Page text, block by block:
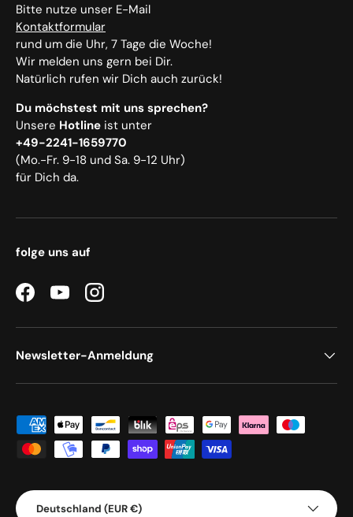
Bitte nutze unser E-Mail
Kontaktformular
rund um die Uhr, 7 Tage die Woche!
Wir melden uns gern bei Dir.
Natürlich rufen wir Dich auch zurück!
Du möchstest mit uns sprechen?
Unsere Hotline ist unter
+49-2241-1659770
(Mo.-Fr. 9-18 und Sa. 9-12 Uhr)
für Dich da.
folge uns auf
FacebookYouTubeInstagram
Newsletter-Anmeldung
Zahlungsmethoden
Land/Region
Deutschland (EUR €)